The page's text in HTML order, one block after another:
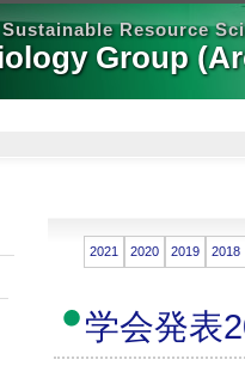
Resource
Group
2021 2020 2019 2018
学会発表